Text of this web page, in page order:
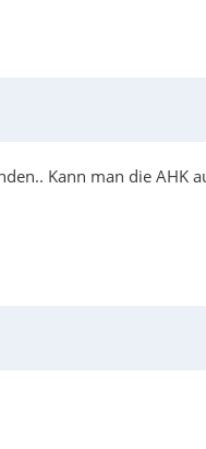
Kann man die AHK